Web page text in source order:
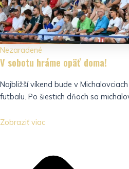
Nezaradené
V sobotu hráme opäť doma!
Najbližší víkend bude v
futbalu. Po šiestich dňoch sa
Zobraziť viac